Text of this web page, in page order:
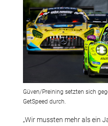
Güven/Preining setzten sich
GetSpeed durch.
„Wir mussten mehr als ein